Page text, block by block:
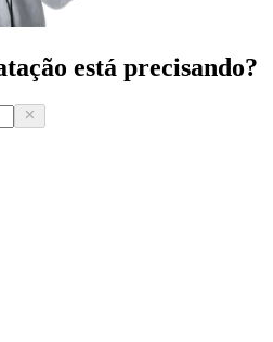
está precisando?